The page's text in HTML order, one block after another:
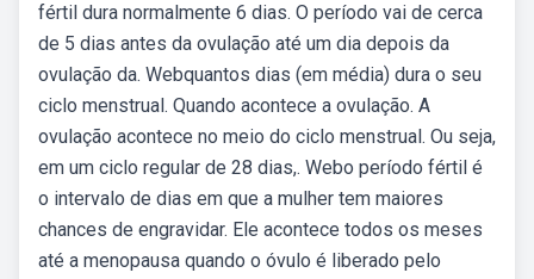
fértil dura normalmente 6 dias. O período vai de cerca
de 5 dias antes da ovulação até um dia depois da
ovulação da. Webquantos dias (em média) dura o seu
ciclo menstrual. Quando acontece a ovulação. A
ovulação acontece no meio do ciclo menstrual. Ou seja,
em um ciclo regular de 28 dias,. Webo período fértil é
o intervalo de dias em que a mulher tem maiores
chances de engravidar. Ele acontece todos os meses
até a menopausa quando o óvulo é liberado pelo